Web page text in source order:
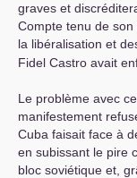
graves et
Compte tenu de
la libéralisation et
Fidel Castro avait
Le problème avec
manifestement
Cuba faisait face à
en subissant le pire
bloc soviétique et,